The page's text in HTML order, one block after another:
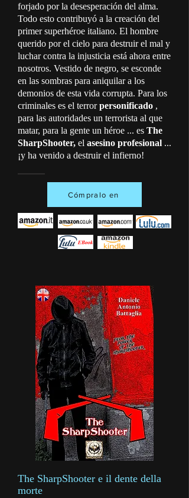
forjado por la desesperación del alma.
Todo esto contribuyó a la creación del
primer superhéroe italiano. El hombre
querido por el cielo para destruir el mal y
luchar contra la injusticia está ahora entre
nosotros. Vestido de negro, se esconde
en las sombras para aniquilar a los
demonios de esta vida corrupta. Para los
criminales es el terrorpersonificado ,
para las autoridades un terrorista al que
matar, para la gente un héroe ... es The
SharpShooter, el asesino profesional ...
¡y ha venido a destruir el infierno!
Cómpralo en
The SharpShooter e il dente della
morte